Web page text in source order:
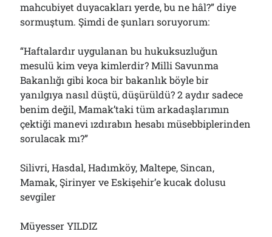
mahcubiyet duyacakları yerde, bu ne hâl?” diye
sormuştum. Şimdi de şunları soruyorum:
“Haftalardır uygulanan bu hukuksuzluğun
mesulü kim veya kimlerdir? Milli Savunma
Bakanlığı gibi koca bir bakanlık böyle bir
yanılgıya nasıl düştü, düşürüldü? 2 aydır sadece
benim değil, Mamak’taki tüm arkadaşlarımın
çektiği manevi ızdırabın hesabı müsebbiplerinden
sorulacak mı?”
Silivri, Hasdal, Hadımköy, Maltepe, Sincan,
Mamak, Şirinyer ve Eskişehir’e kucak dolusu
sevgiler
Müyesser YILDIZ